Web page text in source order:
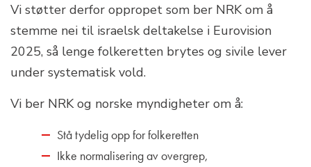
Vi støtter derfor oppropet som ber NRK om å
stemme nei til israelsk deltakelse i Eurovision
2025, så lenge folkeretten brytes og sivile lever
under systematisk vold.
Vi ber NRK og norske myndigheter om å:
Stå tydelig opp for folkeretten
Ikke normalisering av overgrep,